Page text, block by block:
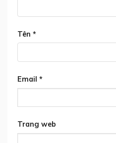
Tên *
Email *
Trang web